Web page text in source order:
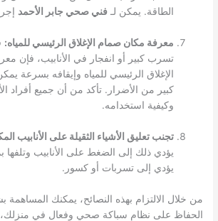
الطاقة. يمكن لـفني صحي جابر الأحمد
معرفة مكان صمام الإغلاق الرئيسي للمياه:
تسرب كبير أو انفجار في الأنابيب، فإن
الإغلاق الرئيسي للمياه وإيقافه بسرعة
كبير من الأضرار. تأكد من أن جميع أفراد
وكيفية استخدامه.
تجنب تعليق الأشياء الثقيلة على الأنابيب
يؤدي ذلك إلى الضغط على الأنابيب وتلفها
يؤدي إلى تسربات أو كسور.
من خلال الالتزام بهذه النصائح، يمكنك
الحفاظ على نظام سباكة صحي وفعال في منزلك،